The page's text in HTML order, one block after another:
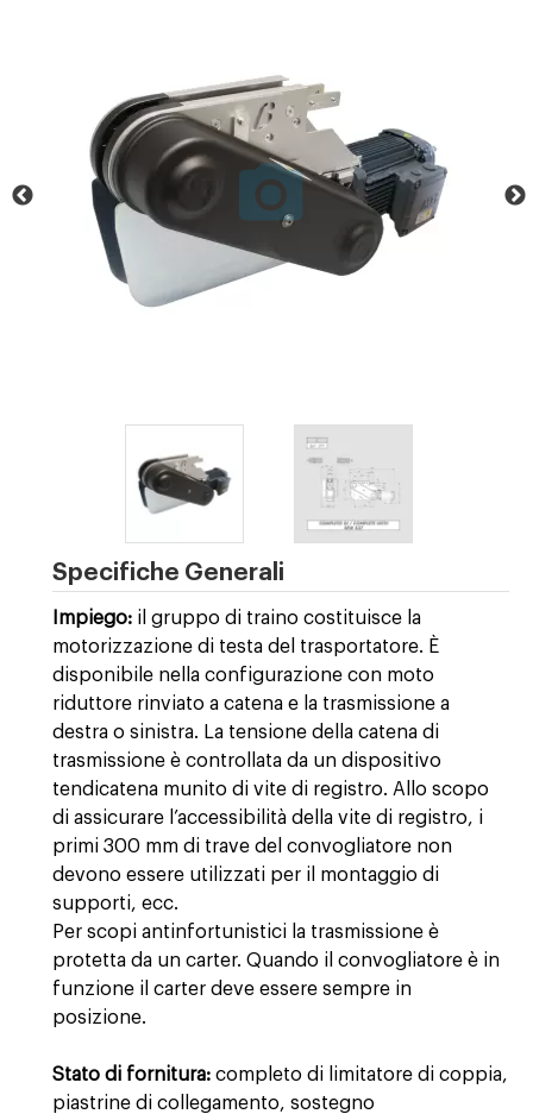
Specifiche Generali
Impiego: il gruppo di traino costituisce la
motorizzazione di testa del trasportatore. È
disponibile nella configurazione con moto
riduttore rinviato a catena e la trasmissione a
destra o sinistra. La tensione della catena di
trasmissione è controllata da un dispositivo
tendicatena munito di vite di registro. Allo scopo
di assicurare l’accessibilità della vite di registro, i
primi 300 mm di trave del convogliatore non
devono essere utilizzati per il montaggio di
supporti, ecc.
Per scopi antinfortunistici la trasmissione è
protetta da un carter. Quando il convogliatore è in
funzione il carter deve essere sempre in
posizione.
Stato di fornitura: completo di limitatore di coppia,
piastrine di collegamento, sostegno